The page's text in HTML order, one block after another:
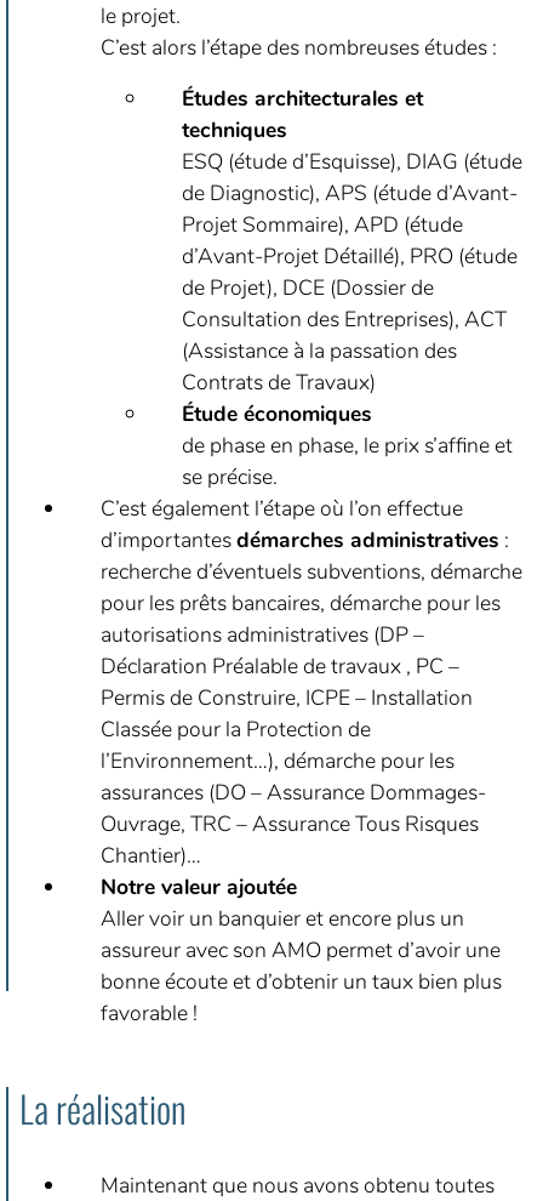
le projet.
C’est alors l’étape des nombreuses études :
Études architecturales et
techniques
ESQ (étude d’Esquisse), DIAG (étude
de Diagnostic), APS (étude d’Avant-
Projet Sommaire), APD (étude
d’Avant-Projet Détaillé), PRO (étude
de Projet), DCE (Dossier de
Consultation des Entreprises), ACT
(Assistance à la passation des
Contrats de Travaux)
Étude économiques
de phase en phase, le prix s’affine et
se précise.
C’est également l’étape où l’on effectue
d’importantesdémarches administratives :
recherche d’éventuels subventions, démarche
pour les prêts bancaires, démarche pour les
autorisations administratives (DP –
Déclaration Préalable de travaux , PC –
Permis de Construire, ICPE – Installation
Classée pour la Protection de
l’Environnement…), démarche pour les
assurances (DO – Assurance Dommages-
Ouvrage, TRC – Assurance Tous Risques
Chantier)…
Notre valeur ajoutée
Aller voir un banquier et encore plus un
assureur avec son AMO permet d’avoir une
bonne écoute et d’obtenir un taux bien plus
favorable !
La réalisation
Maintenant que nous avons obtenu toutes